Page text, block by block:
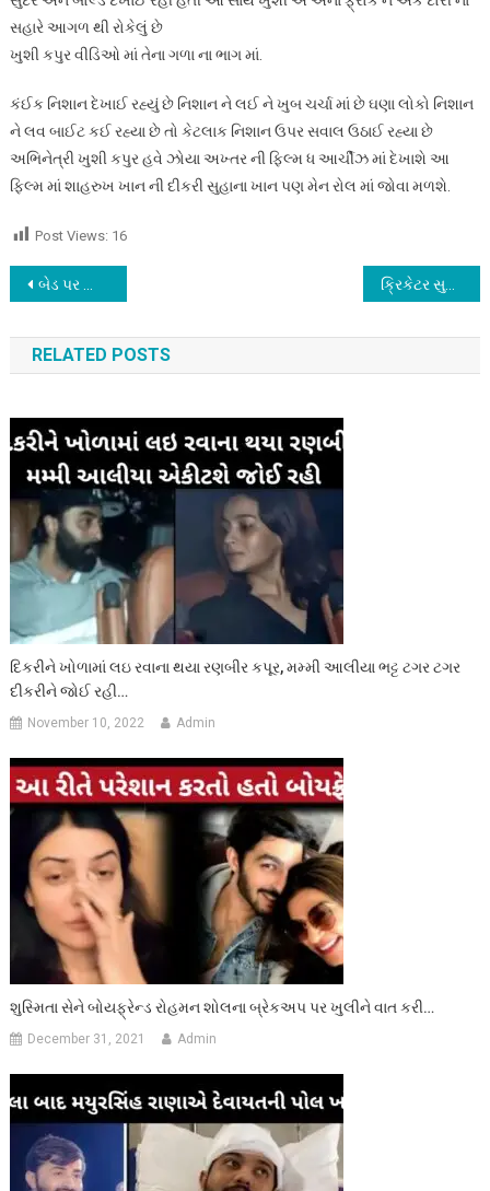
સહારે આગળ થી રોકેલું છે
ખુશી કપુર વીડિઓ માં તેના ગળા ના ભાગ માં.
કંઈક નિશાન દેખાઈ રહ્યું છે નિશાન ને લઈ ને ખુબ ચર્ચા માં છે ઘણા લોકો નિશાન
ને લવ બાઈટ કઈ રહ્યા છે તો કેટલાક નિશાન ઉપર સવાલ ઉઠાઈ રહ્યા છે
અભિનેત્રી ખુશી કપુર હવે ઝોયા અખ્તર ની ફિલ્મ ધ આર્ચીઝ માં દેખાશે આ
ફિલ્મ માં શાહરુખ ખાન ની દીકરી સુહાના ખાન પણ મેન રોલ માં જોવા મળશે.
Post Views: 16
Post
navigation
બેડ પર આળોટતી રહી એક્ટર, મસ્તી મસ્તીમાં નાનું ટોપ સરકી ગયું ઉપર અને…
RELATED POSTS
દિકરીને ખોળામાં લઇ રવાના થયા રણબીર કપૂર, મમ્મી આલીયા ભટ્ટ ટગર ટગર
દીકરીને જોઈ રહી…
November 10, 2022 Admin
શુસ્મિતા સેને બોયફ્રેન્ડ રોહમન શોલના બ્રેકઅપ પર ખુલીને વાત કરી…
December 31, 2021 Admin